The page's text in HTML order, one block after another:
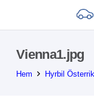
Vienna1.jpg
Hem Hyrbil